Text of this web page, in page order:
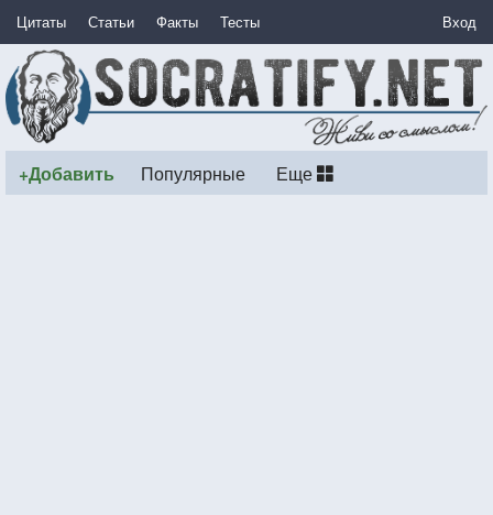
Цитаты Статьи Факты Тесты Вход
+Добавить Популярные Еще